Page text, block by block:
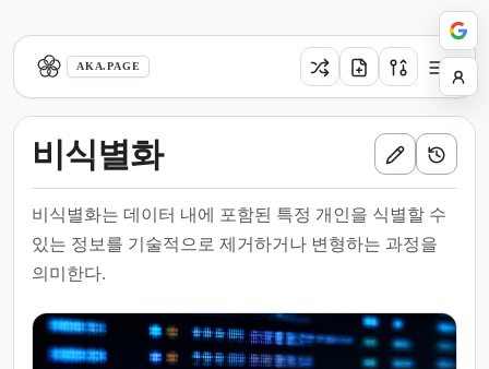
AKA.PAGE
비식별화
비식별화는 데이터 내에 포함된 특정 개인을 식별할 수
있는 정보를 기술적으로 제거하거나 변형하는 과정을
의미한다.